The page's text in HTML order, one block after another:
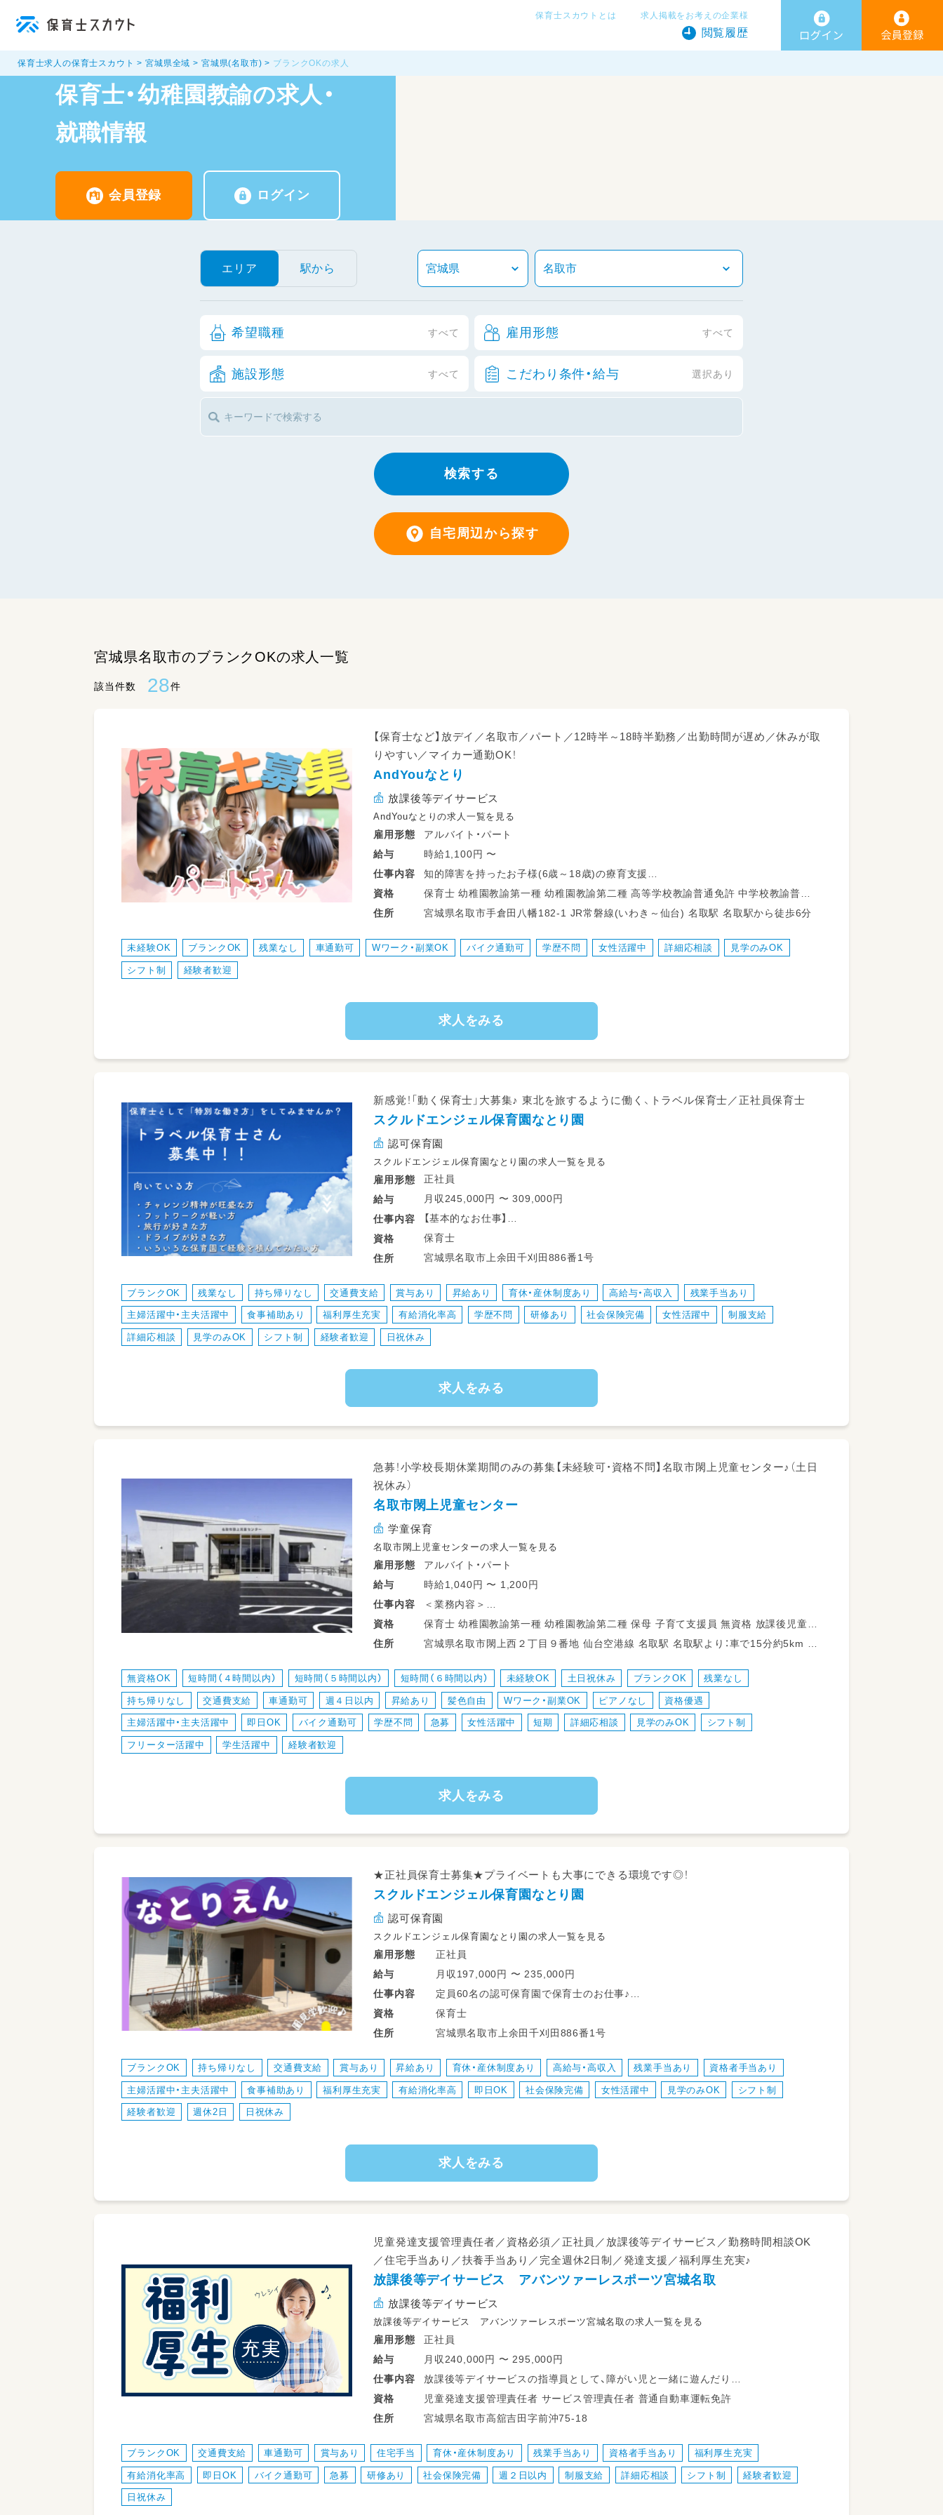
保育士スカウトとは 求人掲載をお考えの企業様
閲覧履歴
保育士求人の保育士スカウト 宮城県全域 宮城県(名取市) ブランクOKの求人
保育士・幼稚園教諭の求人・
就職情報
会員登録 ログイン
エリア 駅から
希望職種 すべて 雇用形態 すべて
施設形態 すべて こだわり条件・給与 選択あり
検索する
自宅周辺から探す
宮城県名取市のブランクOKの求人一覧
該当件数 28件
【保育士など】放デイ／名取市／パート／12時半～18時半勤務／出勤時間が遅め／休みが取
りやすい／マイカー通勤OK！
AndYouなとり
放課後等デイサービス
AndYouなとりの求人一覧を見る
雇用形態
アルバイト・パート
給与
時給1,100円 〜
仕事内容 知的障害を持ったお子様(6歳～18歳)の療育支援
30代から50代の職員さんが活躍中！
男女比は5：5♪
＊送迎にはセレナ、軽自動車等を使用します。
資格
保育士 幼稚園教諭第一種 幼稚園教諭第二種 高等学校教諭普通免許 中学校教諭普通
免許 小学校教諭普通免許 社会福祉士
住所 宮城県名取市手倉田八幡182-1 JR常磐線(いわき～仙台) 名取駅 名取駅から徒歩6分
未経験OK ブランクOK 残業なし 車通勤可 Wワーク・副業OK バイク通勤可 学歴不問 女性活躍中 詳細応相談 見学のみOK
シフト制 経験者歓迎
求人をみる
新感覚！「動く保育士」大募集♪ 東北を旅するように働く、トラベル保育士／正社員保育士
スクルドエンジェル保育園なとり園
認可保育園
スクルドエンジェル保育園なとり園の求人一覧を見る
雇用形態
正社員
給与
月収245,000円 〜 309,000円
仕事内容
【基本的なお仕事】
保育業務全般のお仕事です♪
※ご希望等も考慮します
◎エリア内の園を臨機応変に巡回するため、
各園の先生や子どもたちとたくさん触れ合えるのが魅力です！
◎基本的には名取市・仙台市でのご勤務になりますが、
近隣保育園にお手伝いや時間帯によって勤務をお願いさせていただく場合もございま
仙台空港線 名取駅から徒歩で21分
JR東北本線(黒磯-利府・盛岡) 名取駅から徒歩で21分
JR常磐線(いわき-仙台) 名取駅から徒歩で21分
＜スクルドエンジェル保育園仙台宮城野原園＞宮城県仙台市宮城野区五輪1-6-9
アクセス：東北本線 名取駅から1.7km（車で7分）
仙台空港線 名取駅から徒歩で21分
JR東北本線(黒磯-利府・盛岡) 名取駅から徒歩で21分
＜スクルドエンジェル保育園 仙台長町園＞宮城県仙台市太白区長町1丁目6-5
アクセス：地下鉄「長町一丁目駅」から徒歩1分
資格
保育士
住所
宮城県名取市上余田千刈田886番1号
ブランクOK 残業なし 持ち帰りなし 交通費支給 賞与あり 昇給あり 育休・産休制度あり 高給与・高収入 残業手当あり
主婦活躍中・主夫活躍中 食事補助あり 福利厚生充実 有給消化率高 学歴不問 研修あり 社会保険完備 女性活躍中 制服支給
詳細応相談 見学のみOK シフト制 経験者歓迎 日祝休み
求人をみる
急募！小学校長期休業期間のみの募集【未経験可・資格不問】名取市閖上児童センター♪（土日
祝休み）
名取市閖上児童センター
学童保育
名取市閖上児童センターの求人一覧を見る
雇用形態
アルバイト・パート
給与
時給1,040円 〜 1,200円
仕事内容
＜業務内容＞
---------------------------
・児童クラブの運営（遊びや宿題の補助、季節のイベント、子どもの相談対応等）
・児童館の施設管理（清掃、備品管理）等
※基本的には放課後児童クラブの業務を主として勤務していただきます
資格
保育士 幼稚園教諭第一種 幼稚園教諭第二種 保母 子育て支援員 無資格 放課後児童支
援員・指導員（学童） 養護教諭免許 高等学校教諭普通免許 中学校教諭普通免許 小学校
住所
宮城県名取市閖上西２丁目９番地 仙台空港線 名取駅 名取駅より：車で15分約5km 荒
無資格OK 短時間（４時間以内） 短時間（５時間以内） 短時間（６時間以内） 未経験OK 土日祝休み ブランクOK 残業なし
持ち帰りなし 交通費支給 車通勤可 週４日以内 昇給あり 髪色自由 Wワーク・副業OK ピアノなし 資格優遇
主婦活躍中・主夫活躍中 即日OK バイク通勤可 学歴不問 急募 女性活躍中 短期 詳細応相談 見学のみOK シフト制
フリーター活躍中 学生活躍中 経験者歓迎
求人をみる
★正社員保育士募集★プライベートも大事にできる環境です◎！
スクルドエンジェル保育園なとり園
認可保育園
スクルドエンジェル保育園なとり園の求人一覧を見る
雇用形態
正社員
給与
月収197,000円 〜 235,000円
仕事内容 定員60名の認可保育園で保育士のお仕事♪
「4月に転職したけど、イメージと違った・・・。」
「イベントの準備が大変で保育に集中できない・・・。」
こんなお悩みを抱えているあなたにこそ
中規模の認可保育園だからこそできる
1クラスごとの定員は少なめなので
一人ひとりの子どもの状況や発達過程を踏まえて
無駄な残業や持ち帰り仕事をなくし、
職員のみなさんが働きやすい保育園です。
一緒に最高の保育園を創っていきましょう！
そんな想いが「仕組み」にたくさん詰まっています！
資格
保育士
住所
宮城県名取市上余田千刈田886番1号
ブランクOK 持ち帰りなし 交通費支給 賞与あり 昇給あり 育休・産休制度あり 高給与・高収入 残業手当あり 資格者手当あり
主婦活躍中・主夫活躍中 食事補助あり 福利厚生充実 有給消化率高 即日OK 社会保険完備 女性活躍中 見学のみOK シフト制
経験者歓迎 週休2日 日祝休み
求人をみる
児童発達支援管理責任者／資格必須／正社員／放課後等デイサービス／勤務時間相談OK
／住宅手当あり／扶養手当あり／完全週休2日制／発達支援／福利厚生充実♪
放課後等デイサービス アバンツァーレスポーツ宮城名取
放課後等デイサービス
放課後等デイサービス アバンツァーレスポーツ宮城名取の求人一覧を見る
雇用形態
正社員
給与
月収240,000円 〜 295,000円
仕事内容
放課後等デイサービスの指導員として、障がい児と一緒に遊んだり
勉強を教えたり、子どもたちのお世話をしていただきます。
小学校１年生から高校３年生まで
障がいをもった子どもたちにボールを使った運動や
ステップワーク等の運動プログラムを通じて身体の能力の向上と社会適用を目指しま
す。
資格
児童発達支援管理責任者 サービス管理責任者 普通自動車運転免許
住所
宮城県名取市高舘吉田字前沖75-18
ブランクOK 交通費支給 車通勤可 賞与あり 住宅手当 育休・産休制度あり 残業手当あり 資格者手当あり 福利厚生充実
有給消化率高 即日OK バイク通勤可 急募 研修あり 社会保険完備 週２日以内 制服支給 詳細応相談 シフト制 経験者歓迎
日祝休み